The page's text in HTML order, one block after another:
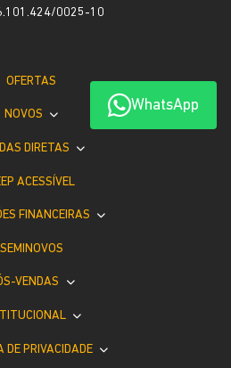
WhatsApp
0025-10
OFERTAS
NOVOS
DIRETAS
ACESSÍVEL
FINANCEIRAS
SEMINOVOS
VENDAS
DE PRIVACIDADE